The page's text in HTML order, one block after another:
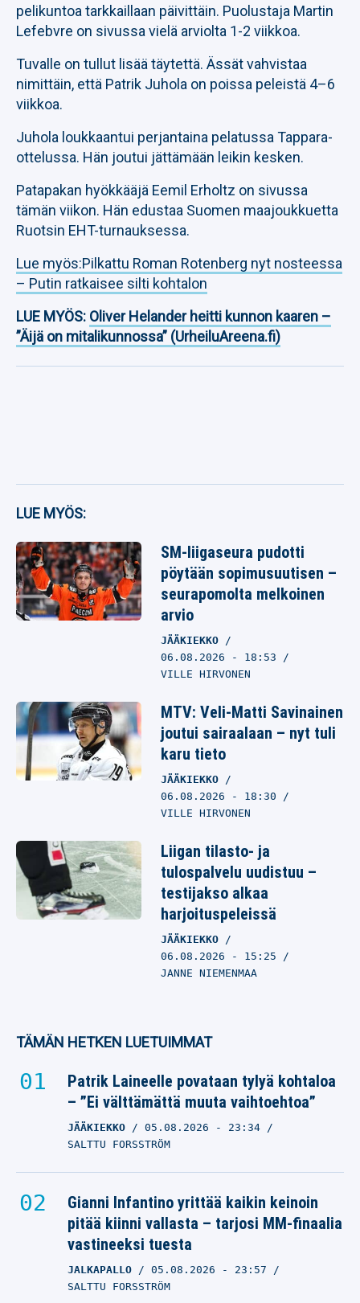
pelikuntoa tarkkaillaan päivittäin. Puolustaja Martin
Lefebvre on sivussa vielä arviolta 1-2 viikkoa.
Tuvalle on tullut lisää täytettä. Ässät vahvistaa
nimittäin, että Patrik Juhola on poissa peleistä 4–6
viikkoa.
Juhola loukkaantui perjantaina pelatussa Tappara-
ottelussa. Hän joutui jättämään leikin kesken.
Patapakan hyökkääjä Eemil Erholtz on sivussa
tämän viikon. Hän edustaa Suomen maajoukkuetta
Ruotsin EHT-turnauksessa.
Lue myös:Pilkattu Roman Rotenberg nyt nosteessa
– Putin ratkaisee silti kohtalon
LUE MYÖS: Oliver Helander heitti kunnon kaaren –
”Äijä on mitalikunnossa” (UrheiluAreena.fi)
LUE MYÖS:
SM-liigaseura pudotti
pöytään sopimusuutisen –
seurapomolta melkoinen
arvio
JÄÄKIEKKO
06.08.2026 - 18:53
VILLE HIRVONEN
MTV: Veli-Matti Savinainen
joutui sairaalaan – nyt tuli
karu tieto
JÄÄKIEKKO
06.08.2026 - 18:30
VILLE HIRVONEN
Liigan tilasto- ja
tulospalvelu uudistuu –
testijakso alkaa
harjoituspeleissä
JÄÄKIEKKO
06.08.2026 - 15:25
JANNE NIEMENMAA
TÄMÄN HETKEN LUETUIMMAT
Patrik Laineelle povataan tylyä kohtaloa
– ”Ei välttämättä muuta vaihtoehtoa”
JÄÄKIEKKO 05.08.2026 - 23:34
SALTTU FORSSTRÖM
Gianni Infantino yrittää kaikin keinoin
pitää kiinni vallasta – tarjosi MM-finaalia
vastineeksi tuesta
JALKAPALLO 05.08.2026 - 23:57
SALTTU FORSSTRÖM